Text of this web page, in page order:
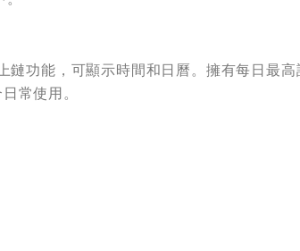
功能，可顯示時間和日曆。擁有每日最高
常使用。